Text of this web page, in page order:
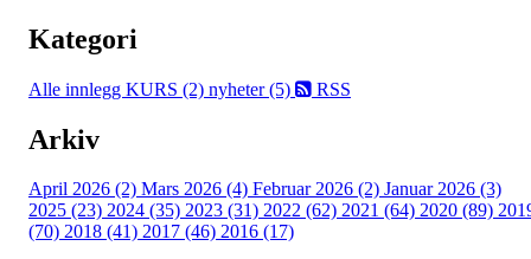
Kategori
Alle innlegg KURS (2) nyheter (5) RSS
Arkiv
April 2026 (2) Mars 2026 (4) Februar 2026 (2) Januar 2026 (3)
2025 (23) 2024 (35) 2023 (31) 2022 (62) 2021 (64) 2020 (89)
(70) 2018 (41) 2017 (46) 2016 (17)